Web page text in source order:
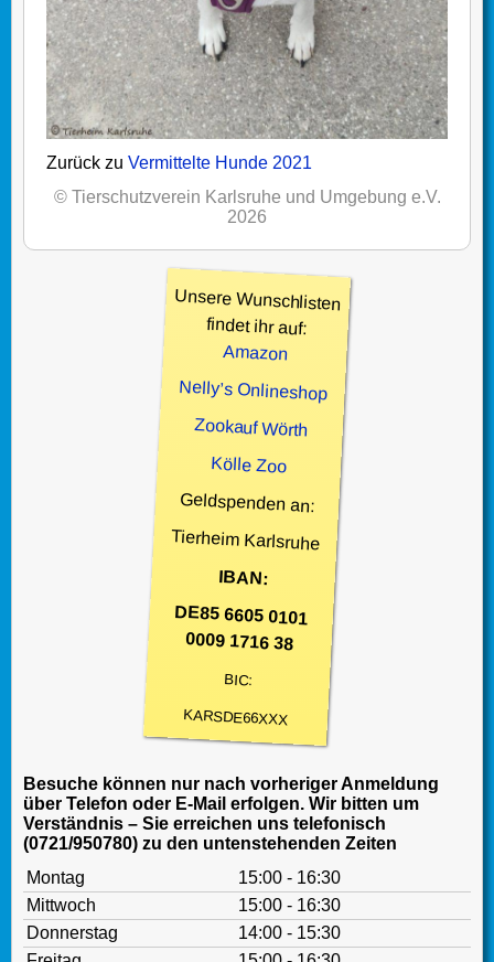
Zurück zu Vermittelte Hunde 2021
© Tierschutzverein Karlsruhe und Umgebung e.V.
2026
Unsere Wunschlisten
findet ihr auf:
Amazon
Nelly’s Onlineshop
Zookauf Wörth
Kölle Zoo
Geldspenden an:
Tierheim Karlsruhe
IBAN:
DE85 6605 0101
0009 1716 38
BIC:
KARSDE66XXX
Besuche können nur nach vorheriger Anmeldung
über Telefon oder E-Mail erfolgen. Wir bitten um
Verständnis – Sie erreichen uns telefonisch
(0721/950780) zu den untenstehenden Zeiten
Montag
15:00 - 16:30
Mittwoch
15:00 - 16:30
Donnerstag
14:00 - 15:30